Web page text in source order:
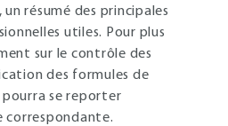
résumé des principales
utiles. Pour plus
sur le contrôle des
des formules de
se reporter
correspondante.